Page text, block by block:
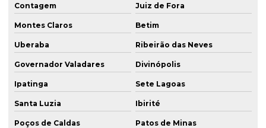
Contagem Juiz de Fora
Montes Claros Betim
Uberaba Ribeirão das Neves
Governador Valadares Divinópolis
Ipatinga Sete Lagoas
Santa Luzia Ibirité
Poços de Caldas Patos de Minas